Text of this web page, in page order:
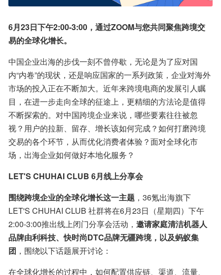
6月23日下午2:00-3:00，通过ZOOM与您共同聚焦跨境交
易的全球化增长。
中国企业出海的步伐一刻不曾停歇，无论是为了应对国
内“内卷”的现状，还是响应国家的一系列政策，企业对海外
市场的投入正在不断加大。近年来跨境电商的发展引人瞩
目，在进一步走向全球的征途上，更精细的方法论是值得
不断探索的。对中国跨境企业来说，哪些要素往往被忽
视？用户的拉新、留存、增长该如何完成？如何打磨跨境
交易的各个环节，从而优化消费者体验？面对全球化市
场，出海企业如何做好本地化服务？
LET'S CHUHAI CLUB 6月线上分享会
围绕跨境企业的全球化增长这一主题 ，36氪出海旗下
LET'S CHUHAI CLUB 社群将在6月23日（星期四）下午
2:00-3:00推出线上闭门分享会活动， 邀请家庭清洁机器人
品牌由利科技、快时尚DTC品牌无疆跨境，以及蚂蚁集
团 ，围绕以下话题展开讨论：
在全球化增长的过程中，如何配置供应链、渠道、流量、